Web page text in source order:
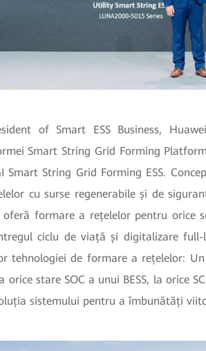
of Smart ESS Business,
Smart String Grid Forming
Smart String Grid Forming ESS.
cu surse regenerabile și de
oferă formare a rețelelor pentru orice
ciclu de viață și digitalizare
tehnologiei de formare a rețelelor:
orice stare SOC a unui BESS, la orice
sistemului pentru a îmbunătăți